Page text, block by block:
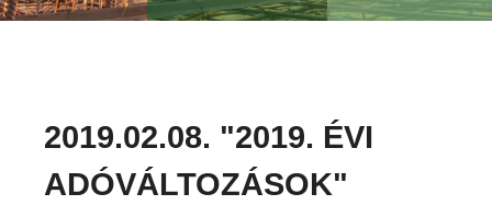
2019.02.08. "2019. ÉVI
ADÓVÁLTOZÁSOK"